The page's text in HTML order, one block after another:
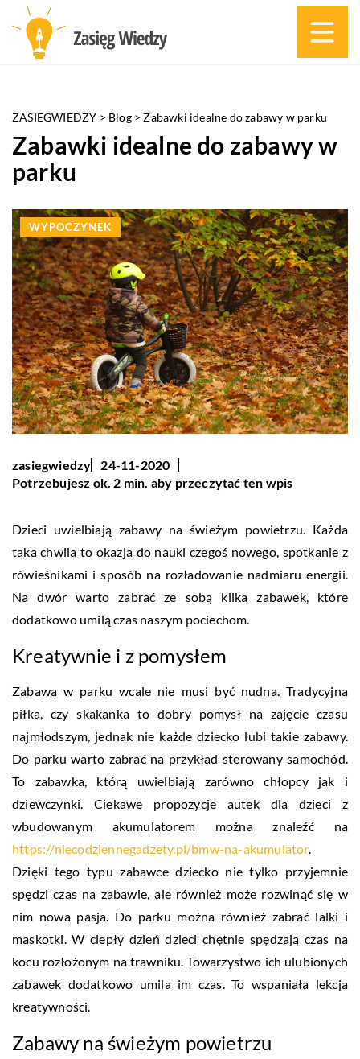
ZASIEGWIEDZY > Blog>Zabawki idealne do zabawy w parku
Zabawki idealne do zabawy w
parku
WYPOCZYNEK
zasiegwiedzy
24-11-2020
Potrzebujesz ok. 2 min. aby przeczytać ten wpis
Dzieci uwielbiają zabawy na świeżym powietrzu. Każda
taka chwila to okazja do nauki czegoś nowego, spotkanie z
rówieśnikami i sposób na rozładowanie nadmiaru energii.
Na dwór warto zabrać ze sobą kilka zabawek, które
dodatkowo umilą czas naszym pociechom.
Kreatywnie i z pomysłem
Zabawa w parku wcale nie musi być nudna. Tradycyjna
piłka, czy skakanka to dobry pomysł na zajęcie czasu
najmłodszym, jednak nie każde dziecko lubi takie zabawy.
Do parku warto zabrać na przykład sterowany samochód.
To zabawka, którą uwielbiają zarówno chłopcy jak i
dziewczynki. Ciekawe propozycje autek dla dzieci z
wbudowanym akumulatorem można znaleźć na
https://niecodziennegadzety.pl/bmw-na-akumulator.
Dzięki tego typu zabawce dziecko nie tylko przyjemnie
spędzi czas na zabawie, ale również może rozwinąć się w
nim nowa pasja. Do parku można również zabrać lalki i
maskotki. W ciepły dzień dzieci chętnie spędzają czas na
kocu rozłożonym na trawniku. Towarzystwo ich ulubionych
zabawek dodatkowo umila im czas. To wspaniała lekcja
kreatywności.
Zabawy na świeżym powietrzu